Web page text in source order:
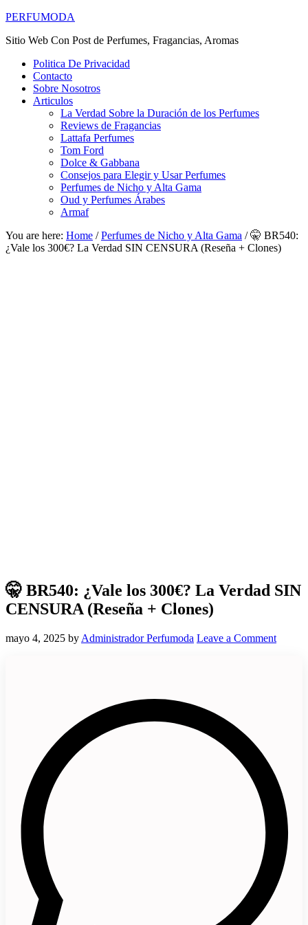
PERFUMODA
Sitio Web Con Post de Perfumes, Fragancias, Aromas
Politica De Privacidad
Contacto
Sobre Nosotros
Articulos
La Verdad Sobre la Duración de los Perfumes
Reviews de Fragancias
Lattafa Perfumes
Tom Ford
Dolce & Gabbana
Consejos para Elegir y Usar Perfumes
Perfumes de Nicho y Alta Gama
Oud y Perfumes Árabes
Armaf
You are here: Home / Perfumes de Nicho y Alta Gama /🤫 BR540:
¿Vale los 300€? La Verdad SIN CENSURA (Reseña + Clones)
🤫 BR540: ¿Vale los 300€? La Verdad SIN
CENSURA (Reseña + Clones)
mayo 4, 2025 by Administrador Perfumoda Leave a Comment